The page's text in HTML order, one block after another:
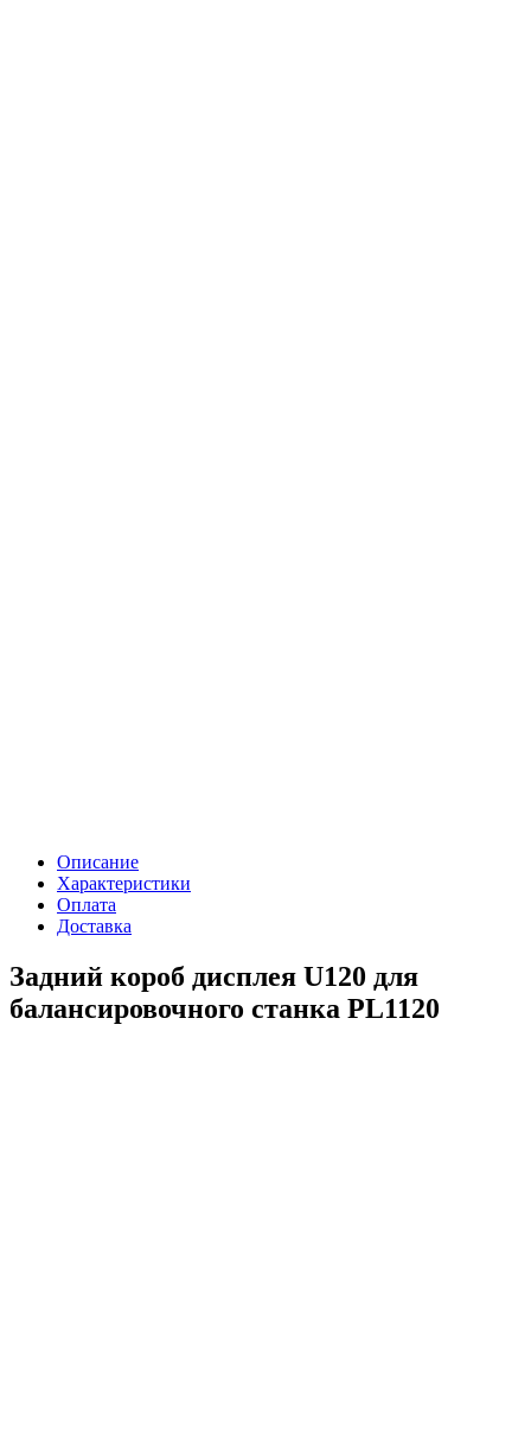
Описание
Характеристики
Оплата
Доставка
Задний короб дисплея U120 для
балансировочного станка PL1120